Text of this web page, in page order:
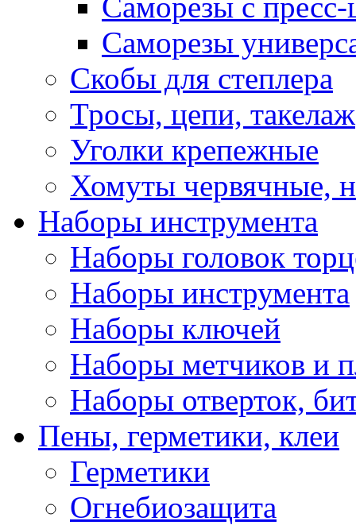
Саморезы
Скобы для степлера
Тросы, цепи, такелаж
Уголки крепежные
Хомуты червячные,
Наборы инструмента
Наборы головок
Наборы инструмента
Наборы ключей
Наборы метчиков и
Наборы отверток,
Пены, герметики, клеи
Герметики
Огнебиозащита